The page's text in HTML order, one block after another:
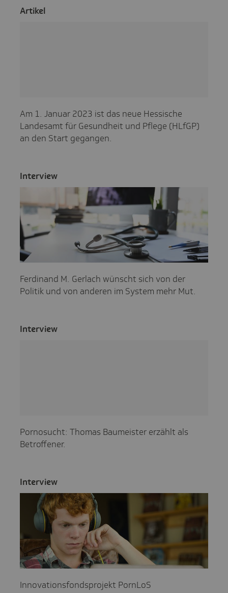
Artikel
Am 1. Januar 2023 ist das neue Hessische
Landesamt für Gesundheit und Pflege (HLfGP)
an den Start gegangen.
Inter­view
Ferdinand M. Gerlach wünscht sich von der
Politik und von anderen im System mehr Mut.
Inter­view
Pornosucht: Thomas Baumeister erzählt als
Betroffener.
Inter­view
Innovationsfondsprojekt PornLoS